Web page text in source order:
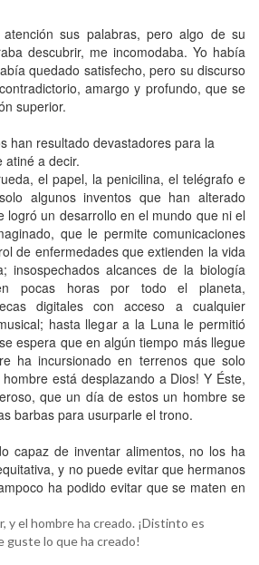
sus palabras, pero algo de su
descubrir, me incomodaba. Yo había
quedado satisfecho, pero su discurso
amargo y profundo, que se
superior.
han resultado devastadores para la
atiné a decir.
el papel, la penicilina, el telégrafo e
algunos inventos que han alterado
logró un desarrollo en el mundo que ni el
que le permite comunicaciones
de enfermedades que extienden la vida
insospechados alcances de la biología
pocas horas por todo el planeta,
digitales con acceso a cualquier
hasta llegar a la Luna le permitió
espera que en algún tiempo más llegue
ha incursionado en terrenos que solo
está desplazando a Dios! Y Éste,
que un día de estos un hombre se
barbas para usurparle el trono.
capaz de inventar alimentos, no los ha
y no puede evitar que hermanos
ha podido evitar que se maten en
y el hombre ha creado. ¡Distinto es
lo que ha creado!